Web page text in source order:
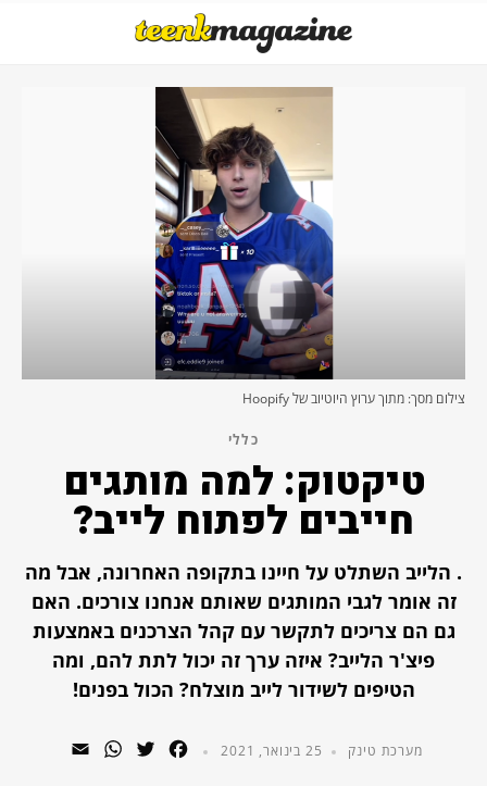
צילום מסך: מתוך ערוץ היוטיוב של Hoopify
כללי
טיקטוק: למה מותגים
חייבים לפתוח לייב?
. הלייב השתלט על חיינו בתקופה האחרונה, אבל מה
זה אומר לגבי המותגים שאותם אנחנו צורכים. האם
גם הם צריכים לתקשר עם קהל הצרכנים באמצעות
פיצ'ר הלייב? איזה ערך זה יכול לתת להם, ומה
הטיפים לשידור לייב מוצלח? הכול בפנים!
מערכת טינק 25 בינואר, 2021 Facebook
Twitter
WhatsApp